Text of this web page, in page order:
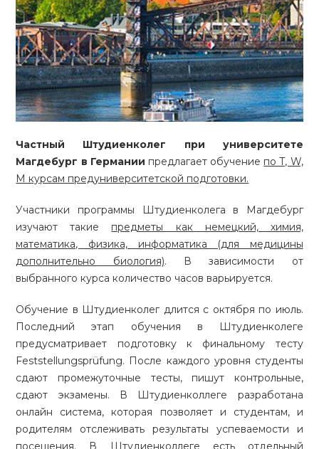
Частный Штудиенколег при университете
Магдебург в Германии предлагает обучение по T, W,
M курсам предуниверситетской подготовки.
Участники программы Штудиенколега в Магдебург
изучают такие предметы как немецкий, химия,
математика, физика, информатика (для медицины
дополнительно биология). В зависимости от
выбранного курса количество часов варьируется.
Обучение в Штудиенколег длится с октября по июль.
Последний этап обучения в Штудиенколеге
предусматривает подготовку к финальному тесту
Feststellungsprüfung. После каждого уровня студенты
сдают промежуточные тесты, пишут контрольные,
сдают экзамены. В Штудиенколлеге разработана
онлайн система, которая позволяет и студентам, и
родителям отслеживать результаты успеваемости и
посещения. В Штудиенколлеге есть отдельный